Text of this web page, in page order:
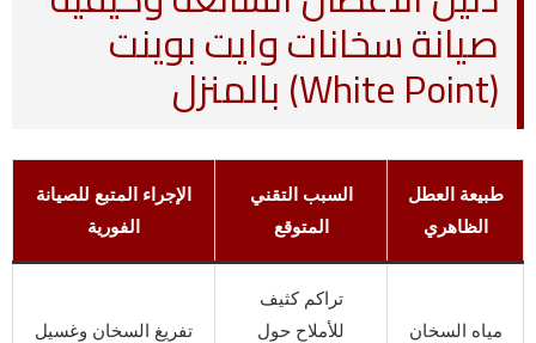
صيانة سخانات وايت بوينت
(White Point) بالمنزل
طبيعة العطل
الظاهري
السبب التقني
المتوقع
الإجراء المتبع للصيانة
الفورية
مياه السخان
تراكم كثيف
للأملاح حول
تفريغ السخان وغسيل